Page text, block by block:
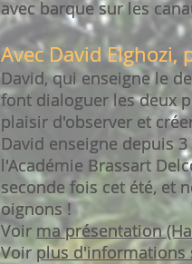
avec barque sur les
Avec David
David, qui enseigne le
font dialoguer les deux
plaisir d'observer et
David enseigne depuis
l'Académie Brassart
seconde fois cet été, et
oignons !
Voir ma présentation
Voir plus d'informations
avec barque sur les
Avec David
David, qui enseigne le
font dialoguer les deux
plaisir d'observer et
David enseigne depuis
l'Académie Brassart
seconde fois cet été, et
oignons !
Voir ma présentation
Voir plus d'informations